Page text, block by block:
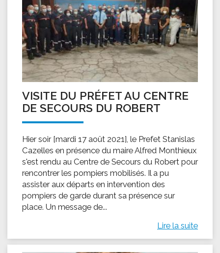
VISITE DU PRÉFET AU CENTRE
DE SECOURS DU ROBERT
Hier soir [mardi 17 août 2021], le Prefet Stanislas
Cazelles en présence du maire Alfred Monthieux
s'est rendu au Centre de Secours du Robert pour
rencontrer les pompiers mobilisés. Il a pu
assister aux départs en intervention des
pompiers de garde durant sa présence sur
place. Un message de...
Lire la suite